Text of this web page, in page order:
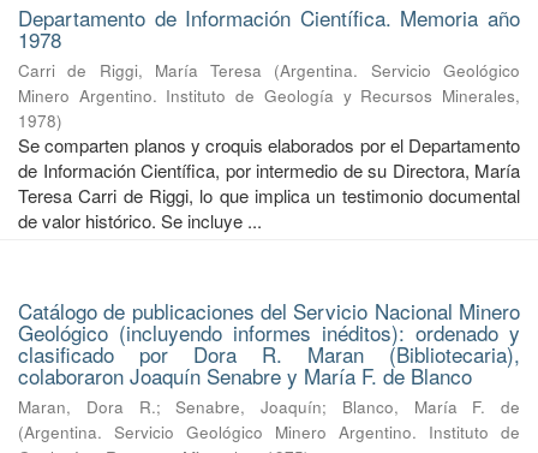
Departamento de Información Científica. Memoria año
1978
Carri de Riggi, María Teresa (Argentina. Servicio Geológico
Minero Argentino. Instituto de Geología y Recursos Minerales,
1978)
Se comparten planos y croquis elaborados por el Departamento
de Información Científica, por intermedio de su Directora, María
Teresa Carri de Riggi, lo que implica un testimonio documental
de valor histórico. Se incluye ...
Catálogo de publicaciones del Servicio Nacional Minero
Geológico (incluyendo informes inéditos): ordenado y
clasificado por Dora R. Maran (Bibliotecaria),
colaboraron Joaquín Senabre y María F. de Blanco
Maran, Dora R.;Senabre, Joaquín; Blanco, María F. de
(Argentina. Servicio Geológico Minero Argentino. Instituto de